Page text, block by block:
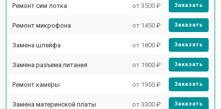
Ремонт сим лотка от 3500 ₽ Заказать
Ремонт микрофона от 1450 ₽ Заказать
Замена шлейфа от 1800 ₽ Заказать
Замена разъема питания от 1900 ₽ Заказать
Ремонт камеры от 1950 ₽ Заказать
Замена материнской платы от 3300 ₽ Заказать